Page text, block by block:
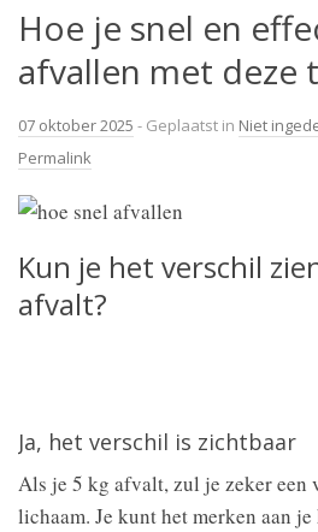
Hoe je snel en
afvallen met deze
07 oktober 2025 - Geplaatst in Niet
Permalink
Kun je het verschil
afvalt?
Ja, het verschil is zichtbaar
Als je 5 kg afvalt, zul je zeker een
lichaam. Je kunt het merken aan